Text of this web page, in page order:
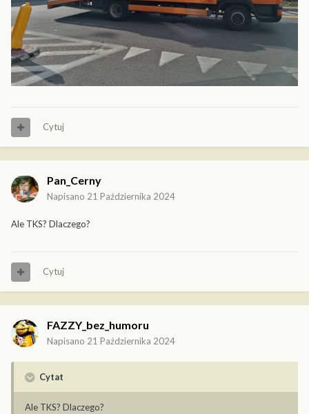
Cytuj
Pan_Cerny
Napisano 21 Października 2024
Ale TKS? Dlaczego?
Cytuj
FAZZY_bez_humoru
Napisano 21 Października 2024
Cytat
Ale TKS? Dlaczego?